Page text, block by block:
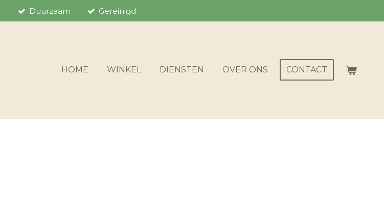
Duurzaam Gereinigd
HOME WINKEL DIENSTEN OVER ONS CONTACT